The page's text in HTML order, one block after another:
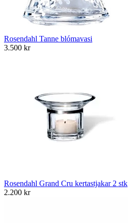
Rosendahl Tanne blómavasi
3.500 kr
Rosendahl Grand Cru kertastjakar 2 stk
2.200 kr